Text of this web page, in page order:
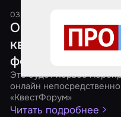
03 апреля 2021
Онлайн-форум
квест-индустрии
федеральном
Это будет первое
онлайн
«КвестФорум»
Читать подробнее